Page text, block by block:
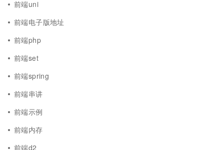
前端uni
前端电子版地址
前端php
前端set
前端spring
前端串讲
前端示例
前端内存
前端d2